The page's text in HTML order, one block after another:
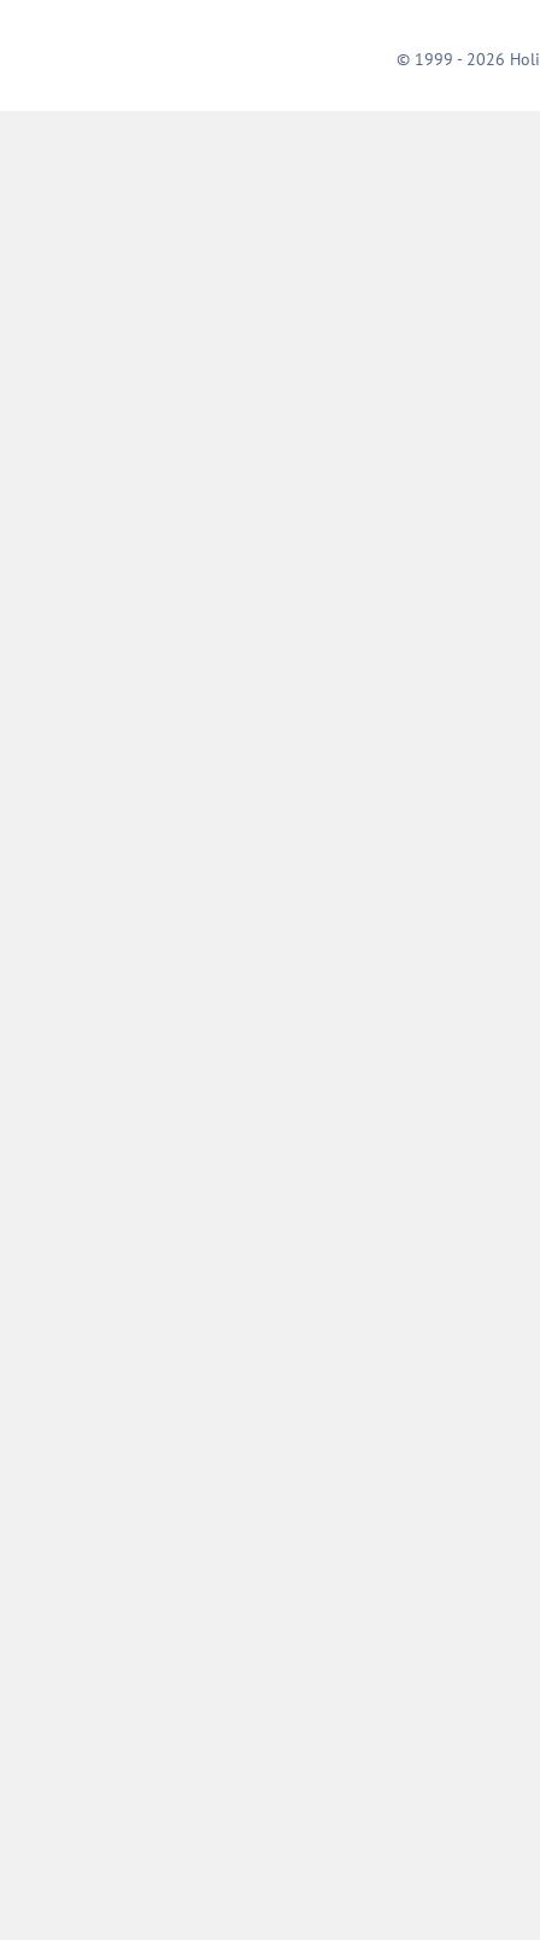
© 1999 - 2026